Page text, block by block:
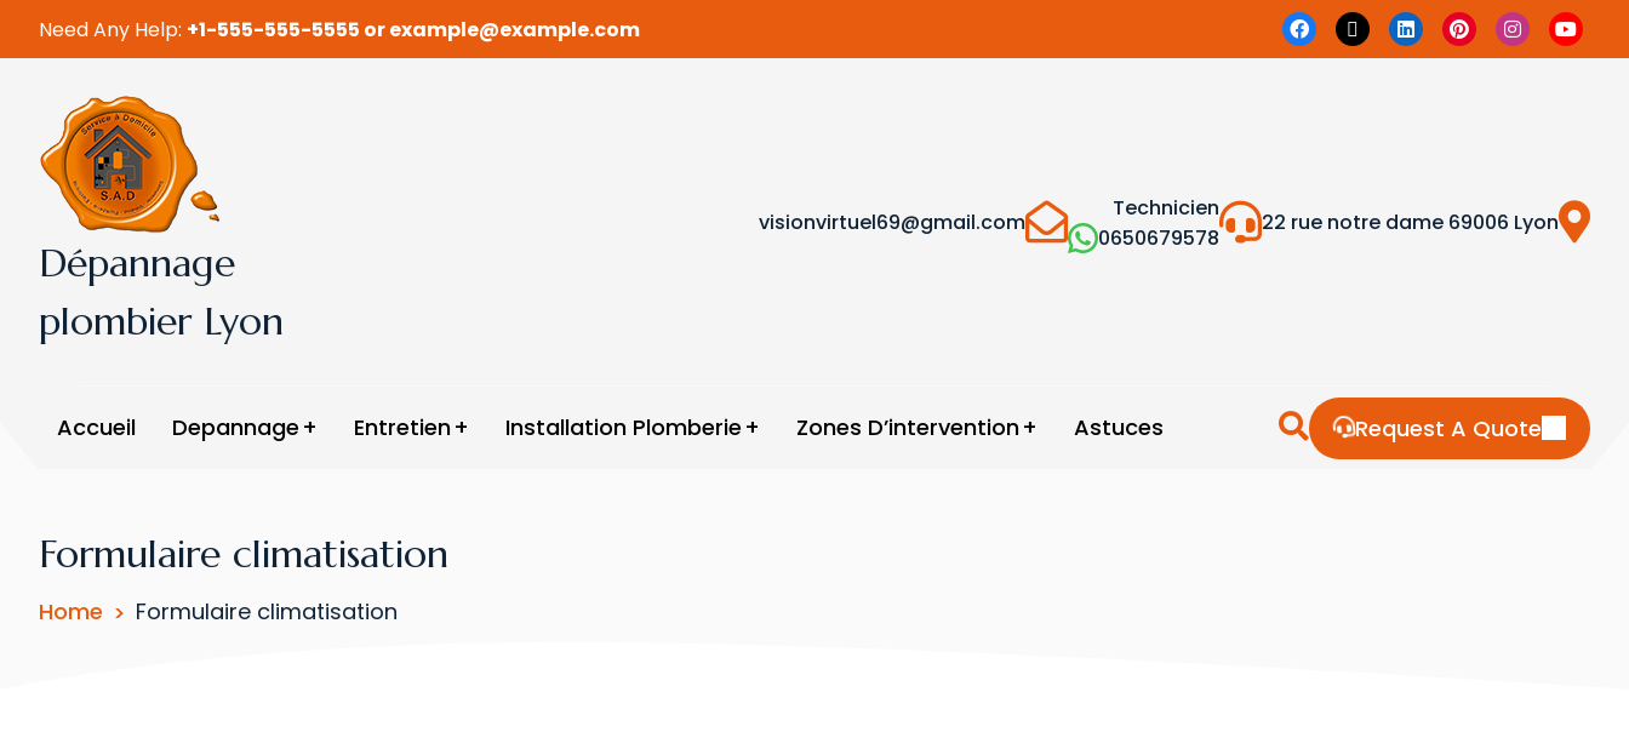
Need Any Help: +1-555-555-5555 or example@example.com
Dépannage
plombier Lyon
visionvirtuel69@gmail.com
Technicien
0650679578
22 rue notre dame 69006 Lyon
Accueil Depannage Entretien Installation Plomberie Zones D’intervention Astuces Request A Quote
Formulaire climatisation
Home Formulaire climatisation